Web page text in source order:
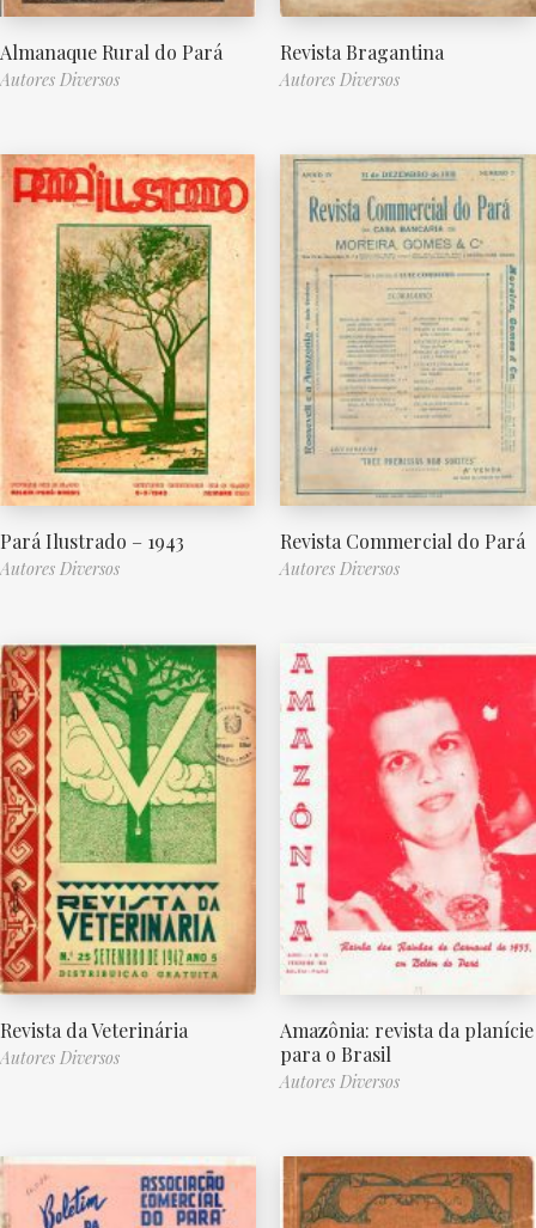
Almanaque Rural do Pará
Autores Diversos
Revista Bragantina
Autores Diversos
Pará Ilustrado – 1943
Autores Diversos
Revista Commercial do Pará
Autores Diversos
Revista da Veterinária
Autores Diversos
Amazônia: revista da planície
para o Brasil
Autores Diversos